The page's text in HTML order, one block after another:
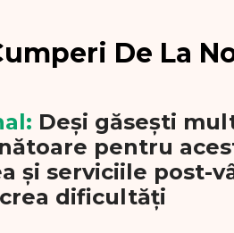
De La
Deși găsești
pentru
și serviciile post-
dificultăți